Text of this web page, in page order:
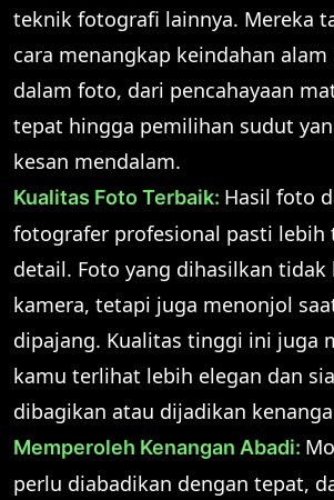
teknik fotografi lainnya. Mereka
cara menangkap keindahan alam
dalam foto, dari pencahayaan
tepat hingga pemilihan sudut
kesan mendalam.
Kualitas Foto Terbaik: Hasil foto
fotografer profesional pasti lebih
detail. Foto yang dihasilkan tidak
kamera, tetapi juga menonjol
dipajang. Kualitas tinggi ini juga
kamu terlihat lebih elegan dan
dibagikan atau dijadikan
Memperoleh Kenangan Abadi:
perlu diabadikan dengan tepat,